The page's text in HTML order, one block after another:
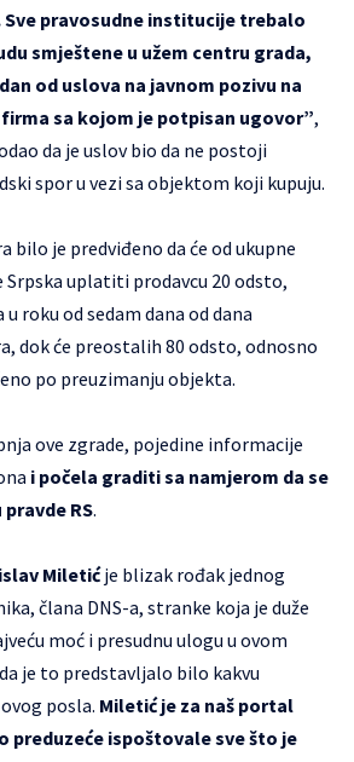
Sve pravosudne institucije trebalo
smještene u užem centru grada,
od uslova na javnom pozivu na
sa kojom je potpisan ugovor”,
da je uslov bio da ne postoji
spor u vezi sa objektom koji kupuju.
bilo je predviđeno da će od ukupne
Srpska uplatiti prodavcu 20 odsto,
roku od sedam dana od dana
dok će preostalih 80 odsto, odnosno
po preuzimanju objekta.
ove zgrade, pojedine informacije
i počela graditi sa namjerom da se
RS.
Miletićje blizak rođak jednog
člana DNS-a, stranke koja je duže
moć i presudnu ulogu u ovom
je to predstavljalo bilo kakvu
posla. Miletić je za naš portal
preduzeće ispoštovale sve što je